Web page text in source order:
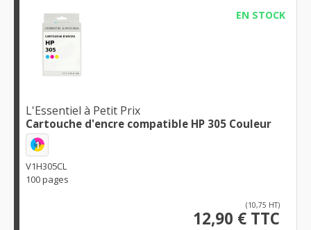
EN STOCK
L'Essentiel à Petit Prix
Cartouche d'encre compatible HP 305 Couleur
1
V1H305CL
100 pages
(10,75 HT)
12,90 € TTC